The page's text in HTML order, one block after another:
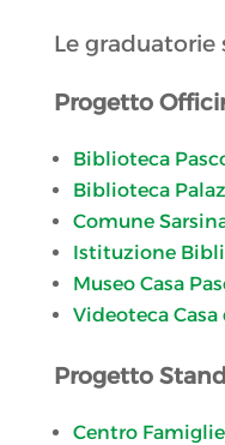
Le graduatorie
Progetto
Biblioteca
Biblioteca
Comune
Istituzione
Museo Casa
Videoteca
Progetto
Centro